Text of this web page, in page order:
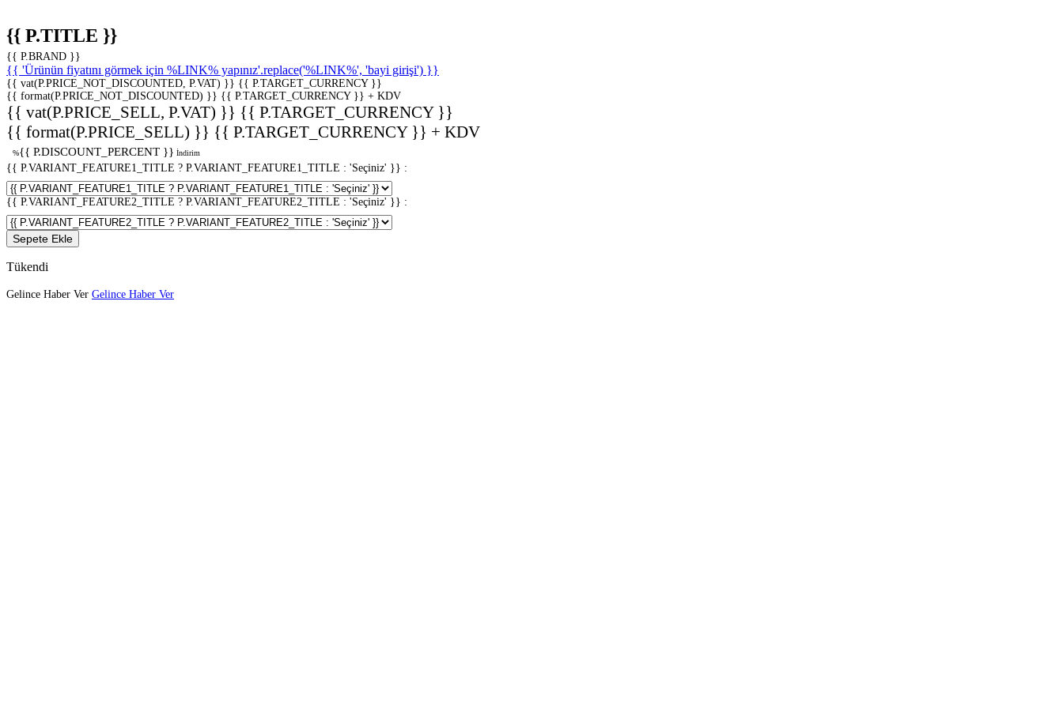
{{ P.TITLE }}
{{ P.BRAND }}
{{ 'Ürünün fiyatını görmek için %LINK% yapınız'.replace('%LINK%', 'bayi girişi') }}
{{ vat(P.PRICE_NOT_DISCOUNTED, P.VAT) }} {{ P.TARGET_CURRENCY }}
{{ format(P.PRICE_NOT_DISCOUNTED) }} {{ P.TARGET_CURRENCY }} + KDV
{{ vat(P.PRICE_SELL, P.VAT) }} {{ P.TARGET_CURRENCY }}
{{ format(P.PRICE_SELL) }} {{ P.TARGET_CURRENCY }} + KDV
%{{ P.DISCOUNT_PERCENT }} İndirim
{{ P.VARIANT_FEATURE1_TITLE ? P.VARIANT_FEATURE1_TITLE : 'Seçiniz' }} :
{{ P.VARIANT_FEATURE2_TITLE ? P.VARIANT_FEATURE2_TITLE : 'Seçiniz' }} :
Sepete Ekle
Tükendi
Gelince Haber Ver Gelince Haber Ver